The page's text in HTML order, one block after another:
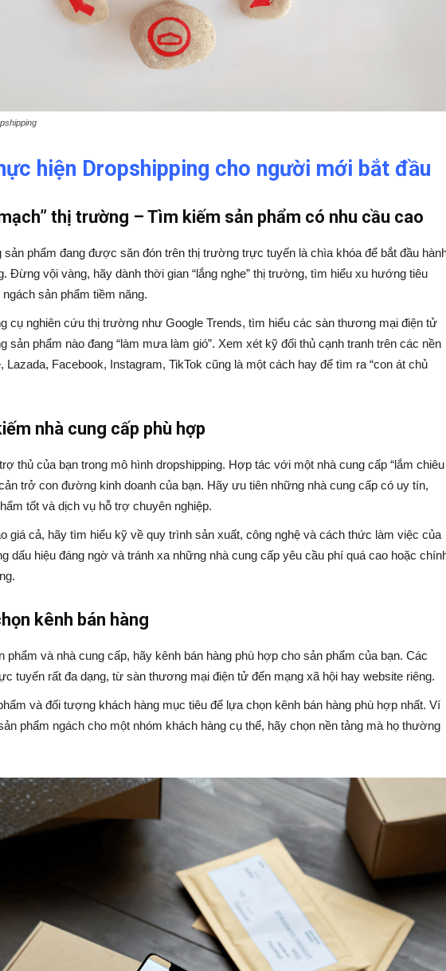
hiện Dropshipping cho người mới bắt đầu
thị trường – Tìm kiếm sản phẩm có nhu cầu cao
sản phẩm đang được săn đón trên thị trường trực tuyến là chìa khóa để bắt đầu
Đừng vội vàng, hãy dành thời gian “lắng nghe” thị trường, tìm hiểu xu hướng tiêu
sản phẩm tiềm năng.
cụ nghiên cứu thị trường như Google Trends, tìm hiểu các sàn thương mại điện tử
sản phẩm nào đang “làm mưa làm gió”. Xem xét kỹ đối thủ cạnh tranh trên các nền
Lazada, Facebook, Instagram, TikTok cũng là một cách hay để tìm ra “con át chủ
nhà cung cấp phù hợp
thủ của bạn trong mô hình dropshipping. Hợp tác với một nhà cung cấp “lắm chiêu
trở con đường kinh doanh của bạn. Hãy ưu tiên những nhà cung cấp có uy tín,
tốt và dịch vụ hỗ trợ chuyên nghiệp.
giá cả, hãy tìm hiểu kỹ về quy trình sản xuất, công nghệ và cách thức làm việc của
dấu hiệu đáng ngờ và tránh xa những nhà cung cấp yêu cầu phí quá cao hoặc
kênh bán hàng
phẩm và nhà cung cấp, hãy kênh bán hàng phù hợp cho sản phẩm của bạn. Các
tuyến rất đa dạng, từ sàn thương mại điện tử đến mạng xã hội hay website riêng.
và đối tượng khách hàng mục tiêu để lựa chọn kênh bán hàng phù hợp nhất. Ví
phẩm ngách cho một nhóm khách hàng cụ thể, hãy chọn nền tảng mà họ thường